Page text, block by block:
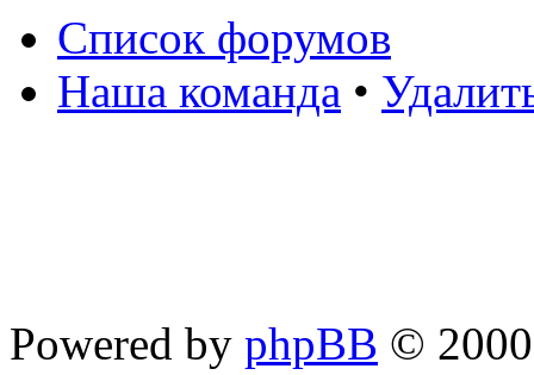
Список форумов
Наша команда •
Powered by phpBB ©